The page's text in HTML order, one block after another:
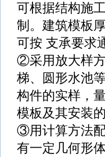
可根据结构施
制。建筑模板
可按 支承要求
②采用放大样
梯、圆形水池
构件的实样，
模板及其安装
③用计算方法
有一定几何形